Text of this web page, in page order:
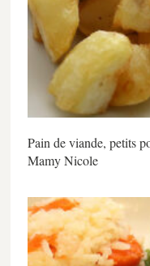
Pain de viande, petits
Mamy Nicole